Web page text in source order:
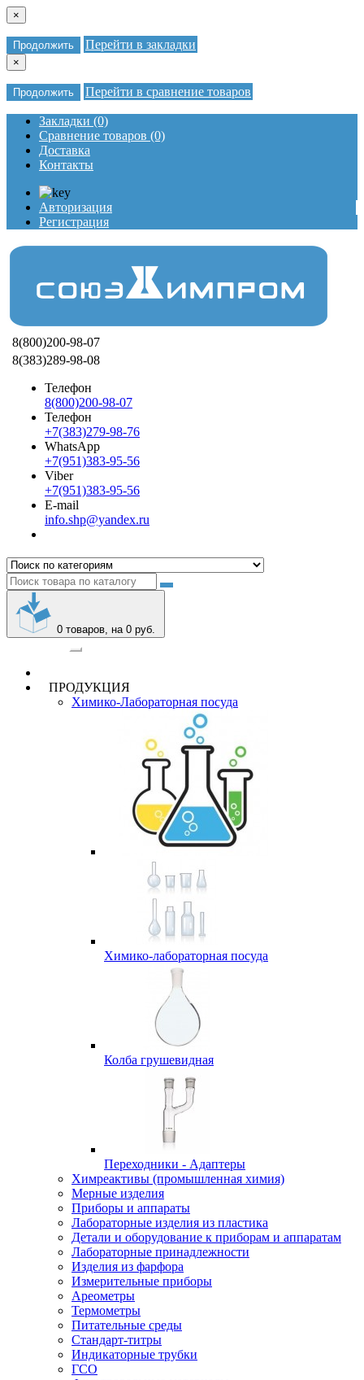
×
Продолжить Перейти в закладки
×
Продолжить Перейти в сравнение товаров
Закладки (0)
Сравнение товаров (0)
Доставка
Контакты
Авторизация
Регистрация
8(800)200-98-07
8(383)289-98-08
Телефон
8(800)200-98-07
Телефон
+7(383)279-98-76
WhatsApp
+7(951)383-95-56
Viber
+7(951)383-95-56
E-mail
info.shp@yandex.ru
0 товаров, на 0 руб.
ПРОДУКЦИЯ
Химико-Лабораторная посуда
Химико-лабораторная посуда
Колба грушевидная
Переходники - Адаптеры
Химреактивы (промышленная химия)
Мерные изделия
Приборы и аппараты
Лабораторные изделия из пластика
Детали и оборудование к приборам и аппаратам
Лабораторные принадлежности
Изделия из фарфора
Измерительные приборы
Ареометры
Термометры
Питательные среды
Стандарт-титры
Индикаторные трубки
ГСО